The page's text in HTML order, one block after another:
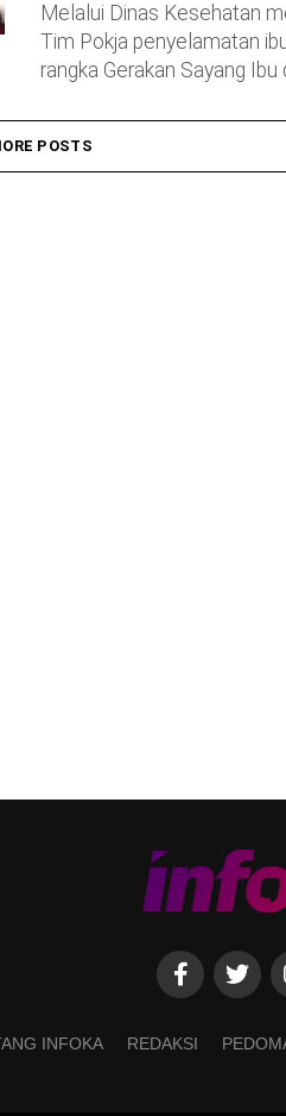
Melalui Dinas Kesehatan
Tim Pokja penyelamatan
rangka Gerakan Sayang Ibu
POSTS
INFOKA REDAKSI